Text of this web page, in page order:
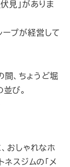
見」がありま
ープが経営して
、ちょうど堀
び。
おしゃれなホ
スジムの「メ